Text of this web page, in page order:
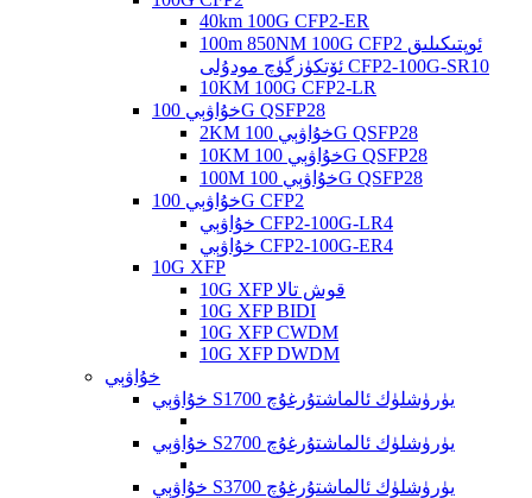
40km 100G CFP2-ER
100m 850NM 100G CFP2 ئوپتىكىلىق
ئۆتكۈزگۈچ مودۇلى CFP2-100G-SR10
10KM 100G CFP2-LR
خۇاۋېي 100G QSFP28
2KM خۇاۋېي 100G QSFP28
10KM خۇاۋېي 100G QSFP28
100M خۇاۋېي 100G QSFP28
خۇاۋېي 100G CFP2
خۇاۋېي CFP2-100G-LR4
خۇاۋېي CFP2-100G-ER4
10G XFP
10G XFP قوش تالا
10G XFP BIDI
10G XFP CWDM
10G XFP DWDM
خۇاۋېي
خۇاۋېي S1700 يۈرۈشلۈك ئالماشتۇرغۇچ
خۇاۋېي S2700 يۈرۈشلۈك ئالماشتۇرغۇچ
خۇاۋېي S3700 يۈرۈشلۈك ئالماشتۇرغۇچ